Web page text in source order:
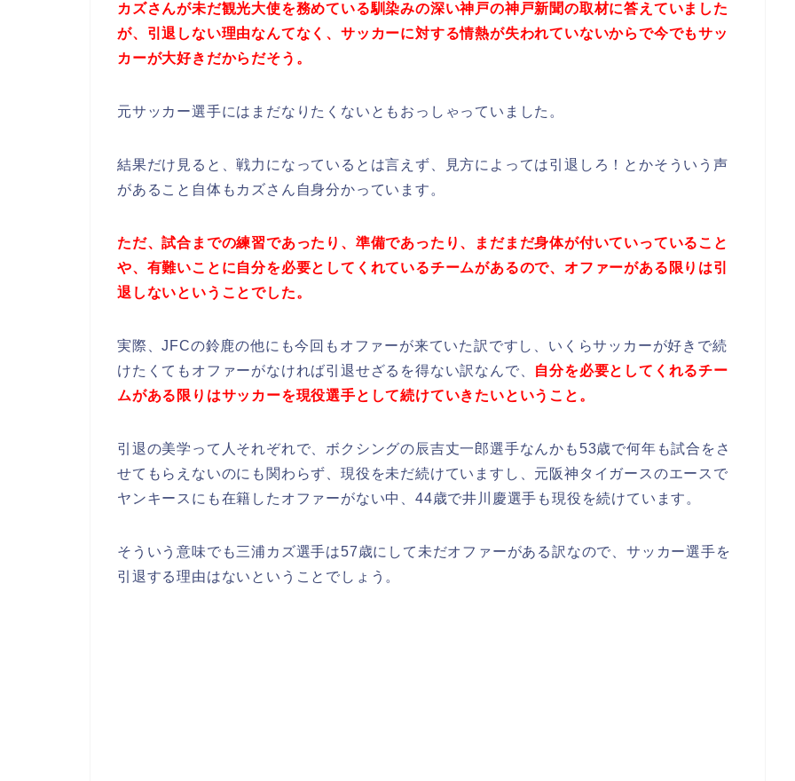
カズさんが未だ観光大使を務めている馴染みの深い神戸の神戸新聞の取材に答えていました
が、引退しない理由なんてなく、サッカーに対する情熱が失われていないからで今でもサッ
カーが大好きだからだそう。
元サッカー選手にはまだなりたくないともおっしゃっていました。
結果だけ見ると、戦力になっているとは言えず、見方によっては引退しろ！とかそういう声
があること自体もカズさん自身分かっています。
ただ、試合までの練習であったり、準備であったり、まだまだ身体が付いていっていること
や、有難いことに自分を必要としてくれているチームがあるので、オファーがある限りは引
退しないということでした。
実際、JFCの鈴鹿の他にも今回もオファーが来ていた訳ですし、いくらサッカーが好きで続
けたくてもオファーがなければ引退せざるを得ない訳なんで、 自分を必要としてくれるチー
ムがある限りはサッカーを現役選手として続けていきたいということ。
引退の美学って人それぞれで、ボクシングの辰吉丈一郎選手なんかも53歳で何年も試合をさ
せてもらえないのにも関わらず、現役を未だ続けていますし、元阪神タイガースのエースで
ヤンキースにも在籍したオファーがない中、44歳で井川慶選手も現役を続けています。
そういう意味でも三浦カズ選手は57歳にして未だオファーがある訳なので、サッカー選手を
引退する理由はないということでしょう。